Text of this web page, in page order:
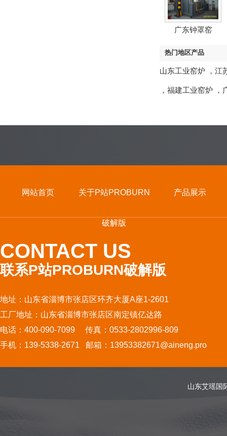
广东钟罩窑
热门地区产品
山东工业窑炉 ， 江
， 福建工业窑炉 ，
网站首页 关于P站PROBURN
破解版
产品展示
CONTACT US
联系P站PROBURN破解版
地址：山东省淄博市张店区环齐大厦A座1-2601
工厂地址：山东省淄博市张店区南定镇亿达路
电话：400-090-7099 传真：0533-2802996-809
手机：139-5338-2671 邮箱：13953382671@aineng.pro
山东艾瑶国